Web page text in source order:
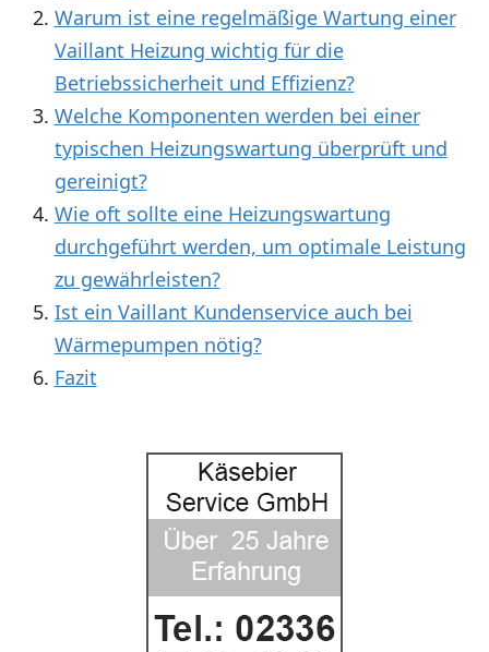
Warum ist eine regelmäßige Wartung einer
Vaillant Heizung wichtig für die
Betriebssicherheit und Effizienz?
Welche Komponenten werden bei einer
typischen Heizungswartung überprüft und
gereinigt?
Wie oft sollte eine Heizungswartung
durchgeführt werden, um optimale Leistung
zu gewährleisten?
Ist ein Vaillant Kundenservice auch bei
Wärmepumpen nötig?
Fazit